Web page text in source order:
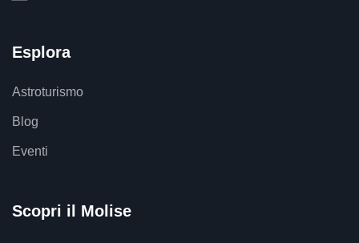
Esplora
Astroturismo
Blog
Eventi
Scopri il Molise